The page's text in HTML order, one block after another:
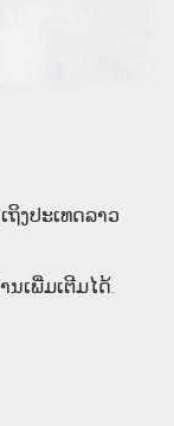
ງປະເທດລາວ
ເພີ່ມເຕີມໄດ້.